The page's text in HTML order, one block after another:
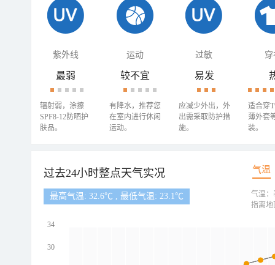
紫外线 运动 过敏 穿
最弱
辐射弱，涂擦
SPF8-12防晒护
肤品。
较不宜
有降水，推荐您
在室内进行休闲
运动。
易发
应减少外出，外
出需采取防护措
施。
适合穿
薄外套
装。
过去24小时整点天气实况 气温
最高气温: 32.6℃ , 最低气温: 23.1℃
34
30
气温：
指离地